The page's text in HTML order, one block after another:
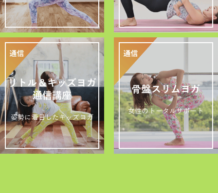
リトル＆キッズヨガ
通信講座
姿勢に着目したキッズヨガ
骨盤スリムヨガ
女性のトータルサポート